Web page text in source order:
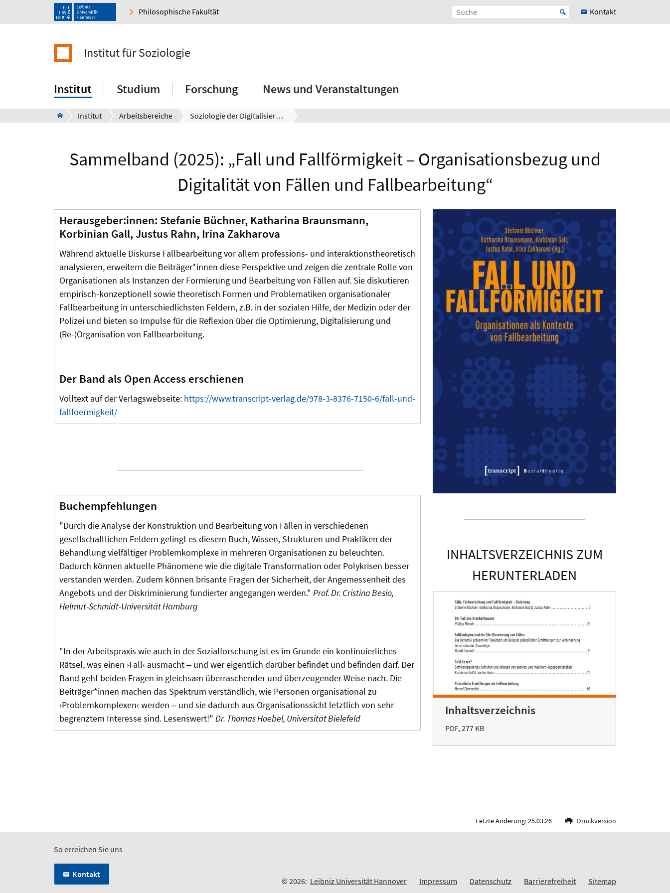
Philosophische Fakultät Kontakt
Institut für Soziologie
Institut Studium Forschung News und Veranstaltungen
Institut Arbeitsbereiche Soziologie der Digitalisierung
Sammelband (2025): „Fall und Fallförmigkeit – Organisationsbezug und
Digitalität von Fällen und Fallbearbeitung“
Herausgeber:innen: Stefanie Büchner, Katharina Braunsmann,
Korbinian Gall, Justus Rahn, Irina Zakharova
Während aktuelle Diskurse Fallbearbeitung vor allem professions- und interaktionstheoretisch
analysieren, erweitern die Beiträger*innen diese Perspektive und zeigen die zentrale Rolle von
Organisationen als Instanzen der Formierung und Bearbeitung von Fällen auf. Sie diskutieren
empirisch-konzeptionell sowie theoretisch Formen und Problematiken organisationaler
Fallbearbeitung in unterschiedlichsten Feldern, z.B. in der sozialen Hilfe, der Medizin oder der
Polizei und bieten so Impulse für die Reflexion über die Optimierung, Digitalisierung und
(Re-)Organisation von Fallbearbeitung.
Der Band als Open Access erschienen
Volltext auf der Verlagswebseite: https://www.transcript-verlag.de/978-3-8376-7150-6/fall-und-
fallfoermigkeit/
Buchempfehlungen
"Durch die Analyse der Konstruktion und Bearbeitung von Fällen in verschiedenen
gesellschaftlichen Feldern gelingt es diesem Buch, Wissen, Strukturen und Praktiken der
Behandlung vielfältiger Problemkomplexe in mehreren Organisationen zu beleuchten.
Dadurch können aktuelle Phänomene wie die digitale Transformation oder Polykrisen besser
verstanden werden. Zudem können brisante Fragen der Sicherheit, der Angemessenheit des
Angebots und der Diskriminierung fundierter angegangen werden." Prof. Dr. Cristina Besio,
Helmut-Schmidt-Universität Hamburg
"In der Arbeitspraxis wie auch in der Sozialforschung ist es im Grunde ein kontinuierliches
Rätsel, was einen ›Fall‹ ausmacht ‒ und wer eigentlich darüber befindet und befinden darf. Der
Band geht beiden Fragen in gleichsam überraschender und überzeugender Weise nach. Die
Beiträger*innen machen das Spektrum verständlich, wie Personen organisational zu
›Problemkomplexen‹ werden ‒ und sie dadurch aus Organisationssicht letztlich von sehr
begrenztem Interesse sind. Lesenswert!" Dr. Thomas Hoebel, Universität Bielefeld
INHALTSVERZEICHNIS ZUM
HERUNTERLADEN
Inhaltsverzeichnis
PDF, 277 KB
Letzte Änderung: 25.03.26 Druckversion
So erreichen Sie uns
Kontakt
© 2026: Leibniz Universität Hannover Impressum Datenschutz Barrierefreiheit Sitemap